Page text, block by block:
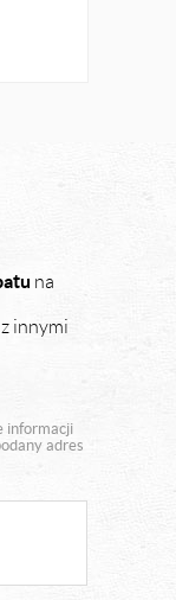
na
innymi
informacji
adres